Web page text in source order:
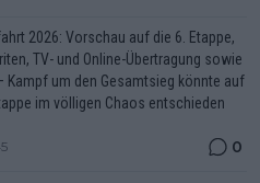
2026: Vorschau auf die 6. Etappe,
TV- und Online-Übertragung sowie
Kampf um den Gesamtsieg könnte auf
im völligen Chaos entschieden
0